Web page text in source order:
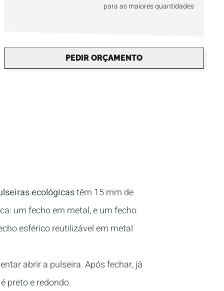
para as maiores quantidades
PEDIR ORÇAMENTO
ecológicastêm 15 mm de
um fecho em metal, e um fecho
esférico reutilizável em metal
abrir a pulseira. Após fechar, já
preto e redondo.